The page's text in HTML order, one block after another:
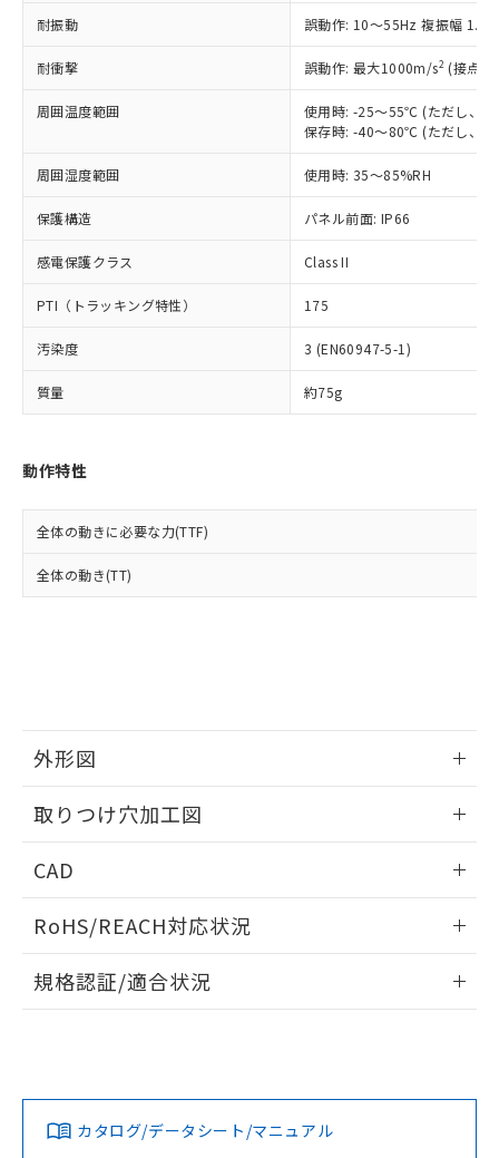
耐振動 誤動作: 10～55Hz 複振幅
耐衝撃 誤動作: 最大1000m/s2 (接点
周囲温度範囲
使用時: -25～55℃ (ただし、氷
保存時: -40～80℃ (ただし、氷
周囲湿度範囲 使用時: 35～85%RH
保護構造 パネル前面: IP66
感電保護クラス Class II
PTI（トラッキング特性） 175
汚染度 3 (EN60947-5-1)
質量 約75g
動作特性
全体の動きに必要な力(TTF)
全体の動き(TT)
外形図
取りつけ穴加工図
CAD
ドすることができます。
ログイン/会員登録
ダウンロードデータをご利用いただく前に、以下を必ずお読
みください。
ソフトウェアの使用条件
RoHS/REACH対応状況
EU RoHS 注意事項・凡例
対応済み
規格認証/適合状況
カタログ/データシート/マニュアル
記載している更新日時点での社内デー
タに基づき作成されるものであり、閲
覧された時点での実際の在庫および標
準価格とは異なる場合があることをご
正式な納期状況および標準価格はお客
様のお取引先、またはお客様担当のオ
ムロン制御機器販売店・当社販売員に
オムロン制御機器販売店や当社販売拠
販売ネットワーク
」をご確認
ください。
在庫状況および標準価格結果を当社の
事前の承諾なく第三者に漏洩または開
示しないようお願いします。
マイパーツ機能（部品リスト作成サー
ビス）をご利用いただくには、I-Web
メンバーズにご登録されている必要が
および当社の共同利用者が、当社の製
品・サービスに関するお客様との取
をご了承ください。
※当社の共同利用者とは、"個人情報
鉛(Pb) 1000ppm以下、 水銀(Hg) 1000ppm以下、 カド
六価クロム(Cr(Ⅵ)) 1000ppm以下、ポリ臭化ビフェニル
類(PBB) 1000ppm以下、ポリ臭化ジフェニルエーテル類
(PBDE) 1000ppm以下、フタル酸ビス(2-エチルヘキシ
ル) (DEHP)(別名：DOP) 1000ppm以下、フタル酸ブチ
ルベンジル（BBP） 1000ppm以下、フタル酸ジブチル
（DBP） 1000ppm以下、フタル酸ジイソブチル
(DIBP) 1000ppm以下
但し、RoHS指令で産業用監視および制御機器に対する
適用除外項目は除く。
フタル酸エステル類の４物質については閾値を超える意
図的な使用がないことを確認しています。
※2 対応予定月
部品在庫の切り替え状況などにより、予定
月が前後することがあります。
下記の非含有証明書をダウンロードするこ
とができます。
EU RoHS指令（10物質）の非含有証明書
物質の対応では、対応完了までの期間は出
荷製品に未対応品が混在することから備考
既に当社にて対応品への在庫切替を完了
していることから、特段のことがない限
り、2022年1月12日より割愛しておりま
*中国RoHS10物質の基準値 (GB/T26572)：
Pb(鉛) :1000ppm、 Hg(水銀) : 1000ppm、 Cd(カドミウ
Cr(Ⅵ)(六価クロム) : 1000ppm、 PBBs(ポリ臭化ビフェ
ニル類) : 1000ppm、 PBDEs(ポリ臭化ジフェニルエーテ
ル) : 1000ppm、
DEHP(フタル酸ビス(2-エチルヘキシル)) : 1000ppm
※2 環境保護使用期限
「ｅ」：有害物質（10物質）のすべてが基
準値以下であることを示します。
「10」：通常の使用状況下において有害物
質が外部に漏えいし、環境に深刻な影響を
及ぼさない年数を意味します。
（以下｢規制貨物等」という）を輸出
または国外への提供する場合は、日本
国政府の輸出許可(または役務取引許
可)を取得するなどの必要な手続きを
当社は規制貨物を破棄する場合は、完
全に破砕するなど、違法に輸出されな
いよう必要な手段を講じます。
当社は貴社製品を、核兵器、ミサイ
ル、化学兵器、生物兵器またはその他
武器並びにこれらの製造装置等に一切
使用いたしません。
当社は、貴社製品を第三者に販売する
場合は、上記1、2および3の内容を当
該第三者に通知します。また当社は、
販売先および販売に係わる関係者が違
法に輸出するおそれがある場合は、取
り引きをいたしません。
○ 一定数以上の在庫あり
△ 一定数には満たないが在庫あり
在庫なし(最新の在庫状況につ
いては、お客様のお取引先、ま
たはお客様担当のオムロン制御
機器販売店・当社販売員にご確
認ください)
受注生産機種、また在庫状況の
情報を公開していない機種